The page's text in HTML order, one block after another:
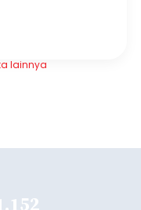
lainnya